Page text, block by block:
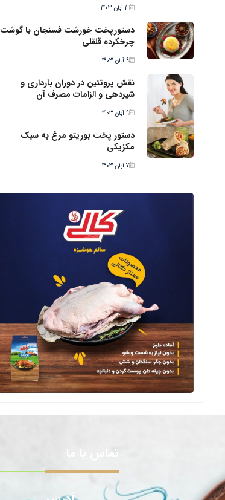
12 آبان 1403
دستورپخت خورشت فسنجان با گوشت
چرخکرده قلقلی
9 آبان 1403
نقش پروتئین در دوران بارداری و
شیردهی و الزامات مصرف آن
9 آبان 1403
دستور پخت بوریتو مرغ به سبک
مکزیکی
7 آبان 1403
تماس با ما